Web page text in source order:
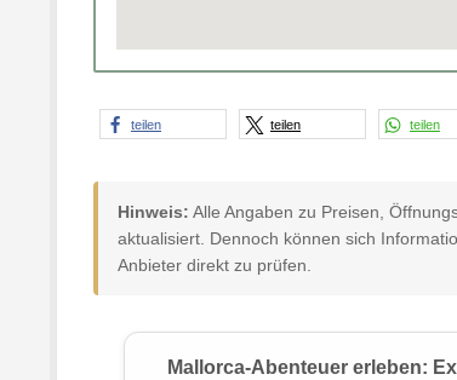
teilen teilen teilen
Hinweis: Alle Angaben zu Preisen,
aktualisiert. Dennoch können sich
Anbieter direkt zu prüfen.
Mallorca-Abenteuer erleben: